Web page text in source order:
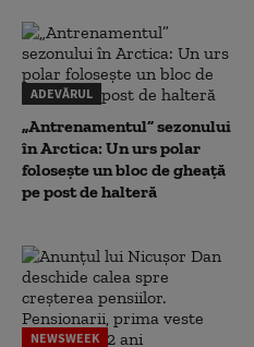
ADEVĂRUL
„Antrenamentul” sezonului
în Arctica: Un urs polar
folosește un bloc de gheață
pe post de halteră
NEWSWEEK